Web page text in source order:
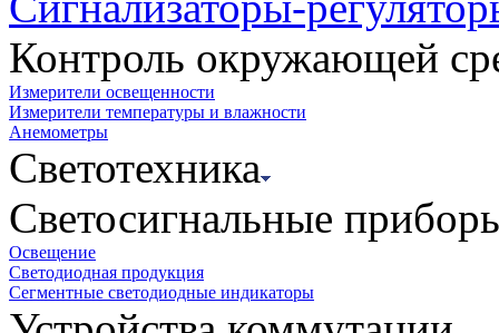
Контроль окружающей
Измерители освещенности
Измерители температуры и влажности
Анемометры
Светотехника
Светосигнальные
Освещение
Светодиодная продукция
Сегментные светодиодные индикаторы